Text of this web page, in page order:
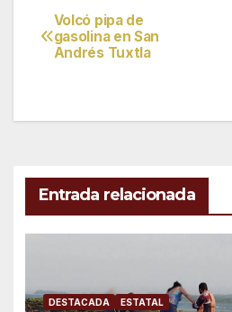
Navegación
de
Volcó pipa de
gasolina en San
Andrés Tuxtla
Entrada relacionada
DESTACADA ESTATAL